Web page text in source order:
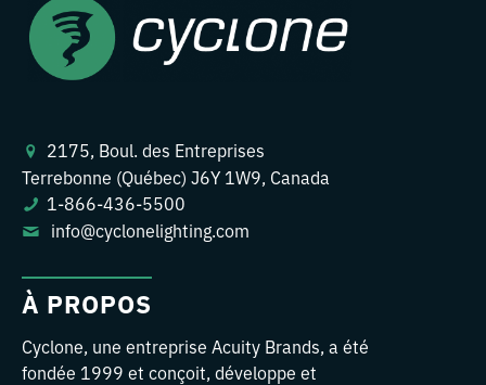
2175, Boul. des Entreprises
Terrebonne (Québec) J6Y 1W9, Canada
1-866-436-5500
info@cyclonelighting.com
À PROPOS
Cyclone, une entreprise Acuity Brands, a été
fondée 1999 et conçoit, développe et